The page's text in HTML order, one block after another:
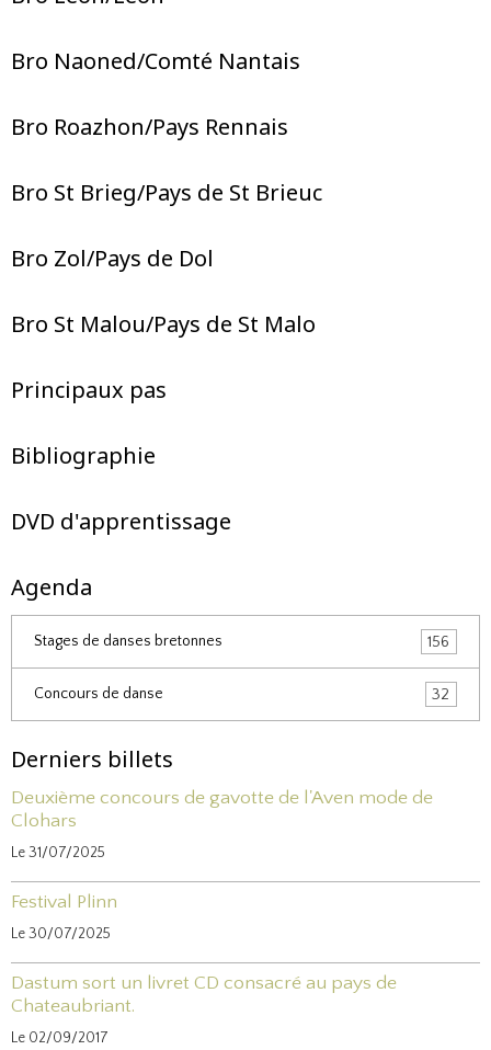
Bro Naoned/Comté Nantais
Bro Roazhon/Pays Rennais
Bro St Brieg/Pays de St Brieuc
Bro Zol/Pays de Dol
Bro St Malou/Pays de St Malo
Principaux pas
Bibliographie
DVD d'apprentissage
Agenda
Stages de danses bretonnes 156
Concours de danse 32
Derniers billets
Deuxième concours de gavotte de l'Aven mode de
Clohars
Le 31/07/2025
Festival Plinn
Le 30/07/2025
Dastum sort un livret CD consacré au pays de
Chateaubriant.
Le 02/09/2017